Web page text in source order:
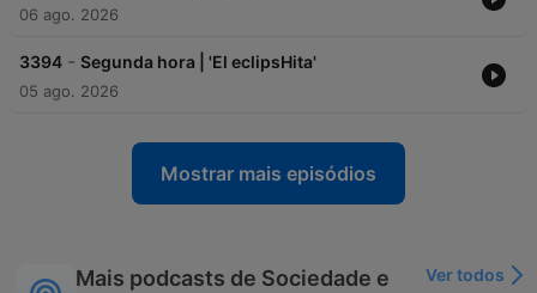
06 ago. 2026
3394 - Segunda hora | 'El eclipsHita'
05 ago. 2026
Mostrar mais episódios
Mais podcasts de Sociedade e
Ver todos